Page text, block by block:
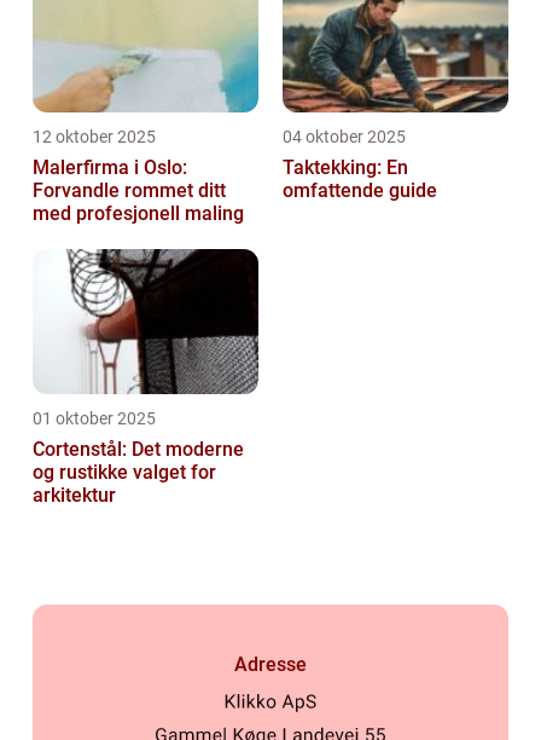
12 oktober 2025
Malerfirma i Oslo:
Forvandle rommet ditt
med profesjonell maling
04 oktober 2025
Taktekking: En
omfattende guide
01 oktober 2025
Cortenstål: Det moderne
og rustikke valget for
arkitektur
Adresse